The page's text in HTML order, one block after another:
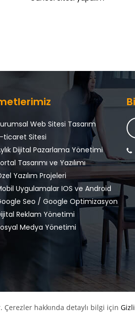
Web Sitesi Tasarım
ticaret Sitesi
Dijital Pazarlama Yönetimi
Tasarımı ve Yazılımı
Yazılım Projeleri
Uygulamalar IOS ve Android
Seo / Google Optimizasyon
Reklam Yönetimi
Medya Yönetimi
hakkında detaylı bilgi için